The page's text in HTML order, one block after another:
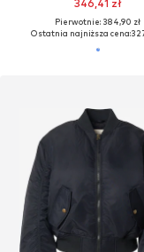
346,41 zł
Pierwotnie: 384,90 zł
Ostatnia najniższa cena: